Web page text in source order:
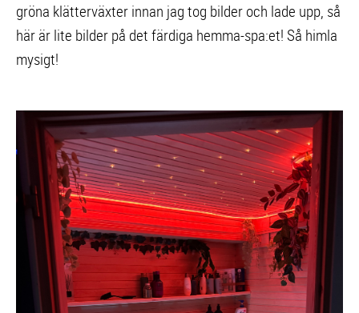
gröna klätterväxter innan jag tog bilder och lade upp, så
här är lite bilder på det färdiga hemma-spa:et! Så himla
mysigt!